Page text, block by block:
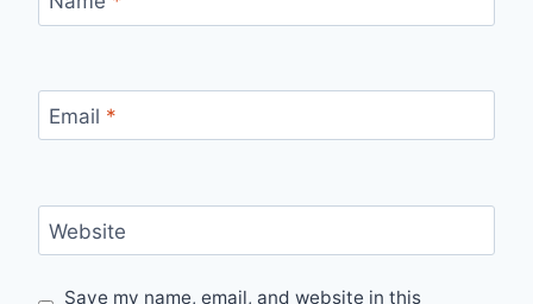
Email *
Website
Save my name, email, and website in this